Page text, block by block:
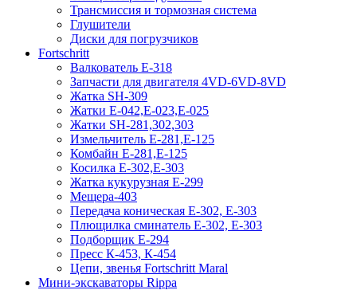
Трансмиссия и тормозная система
Глушители
Диски для погрузчиков
Fortschritt
Валкователь Е-318
Запчасти для двигателя 4VD-6VD-8VD
Жатка SH-309
Жатки Е-042,Е-023,Е-025
Жатки SH-281,302,303
Измельчитель Е-281,Е-125
Комбайн Е-281,Е-125
Косилка Е-302,Е-303
Жатка кукурузная Е-299
Мещера-403
Передача коническая Е-302, Е-303
Плющилка сминатель Е-302, Е-303
Подборщик Е-294
Пресс К-453, К-454
Цепи, звенья Fortschritt Maral
Мини-экскаваторы Rippa